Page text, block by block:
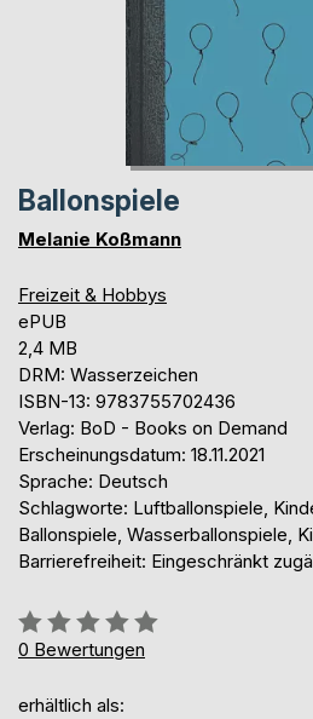
Ballonspiele
Melanie Koßmann
Freizeit & Hobbys
ePUB
2,4 MB
DRM: Wasserzeichen
ISBN-13: 9783755702436
Verlag: BoD - Books on Demand
Erscheinungsdatum: 18.11.2021
Sprache: Deutsch
Schlagworte: Luftballonspiele,
Ballonspiele, Wasserballonspiele,
Barrierefreiheit: Eingeschränkt
Bewertung::
0%
0 Bewertungen
erhältlich als: